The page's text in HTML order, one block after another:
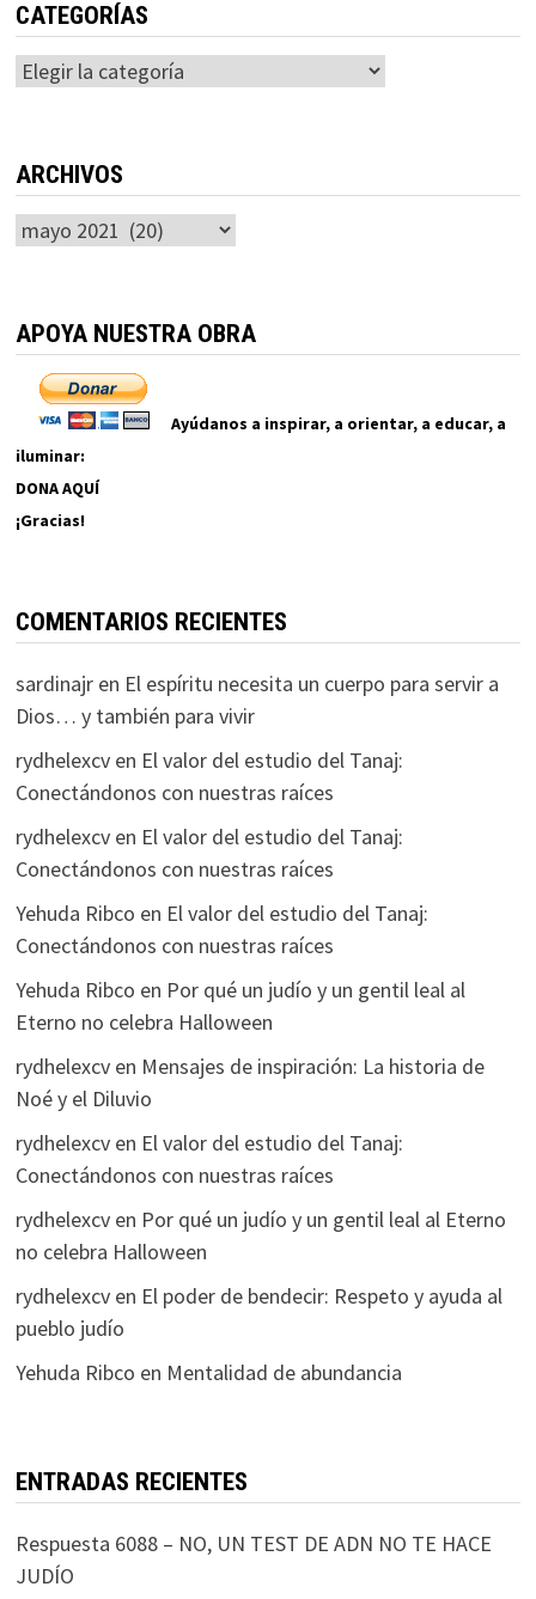
CATEGORÍAS
Categorías
ARCHIVOS
Archivos
APOYA NUESTRA OBRA
Ayúdanos a inspirar, a orientar, a educar, a
iluminar:
DONA AQUÍ
¡Gracias!
COMENTARIOS RECIENTES
sardinajren El espíritu necesita un cuerpo para servir a
Dios… y también para vivir
rydhelexcven El valor del estudio del Tanaj:
Conectándonos con nuestras raíces
rydhelexcven El valor del estudio del Tanaj:
Conectándonos con nuestras raíces
Yehuda Ribco en El valor del estudio del Tanaj:
Conectándonos con nuestras raíces
Yehuda Ribco en Por qué un judío y un gentil leal al
Eterno no celebra Halloween
rydhelexcven Mensajes de inspiración: La historia de
Noé y el Diluvio
rydhelexcven El valor del estudio del Tanaj:
Conectándonos con nuestras raíces
rydhelexcven Por qué un judío y un gentil leal al Eterno
no celebra Halloween
rydhelexcven El poder de bendecir: Respeto y ayuda al
pueblo judío
Yehuda Ribco en Mentalidad de abundancia
ENTRADAS RECIENTES
Respuesta 6088 – NO, UN TEST DE ADN NO TE HACE
JUDÍO